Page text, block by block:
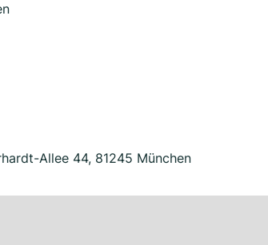
Allee 44, 81245 München